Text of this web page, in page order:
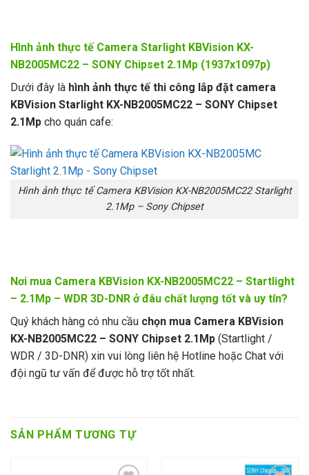
Hình ảnh thực tế Camera Starlight KBVision KX-
NB2005MC22 – SONY Chipset 2.1Mp (1937x1097p)
Dưới đây là hình ảnh thực tế thi công lắp đặt camera
KBVision Starlight KX-NB2005MC22 – SONY Chipset
2.1Mp cho quán cafe:
Hình ảnh thực tế Camera KBVision KX-NB2005MC22 Starlight
2.1Mp – Sony Chipset
Nơi mua Camera KBVision KX-NB2005MC22 – Startlight
– 2.1Mp – WDR 3D-DNR ở đâu chất lượng tốt và uy tín?
Quý khách hàng có nhu cầu chọn mua Camera KBVision
KX-NB2005MC22 – SONY Chipset 2.1Mp (Startlight /
WDR / 3D-DNR) xin vui lòng liên hệ Hotline hoặc Chat với
đội ngũ tư vấn để được hỗ trợ tốt nhất.
SẢN PHẨM TƯƠNG TỰ